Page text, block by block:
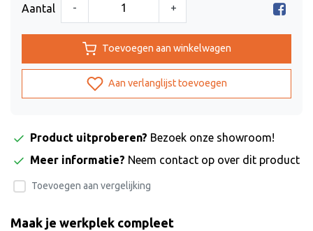
Aantal - +
Toevoegen aan winkelwagen
Aan verlanglijst toevoegen
Product uitproberen? Bezoek onze showroom!
Meer informatie? Neem contact op over dit product
Toevoegen aan vergelijking
Maak je werkplek compleet